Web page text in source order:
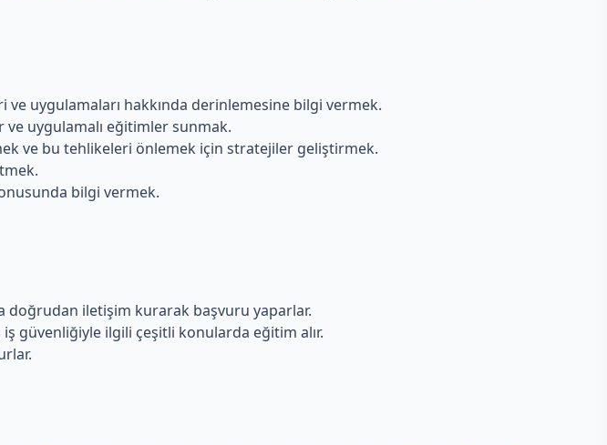
ve uygulamaları hakkında derinlemesine bilgi vermek.
uygulamalı eğitimler sunmak.
ve bu tehlikeleri önlemek için stratejiler geliştirmek.
bilgi vermek.
doğrudan iletişim kurarak başvuru yaparlar.
güvenliğiyle ilgili çeşitli konularda eğitim alır.